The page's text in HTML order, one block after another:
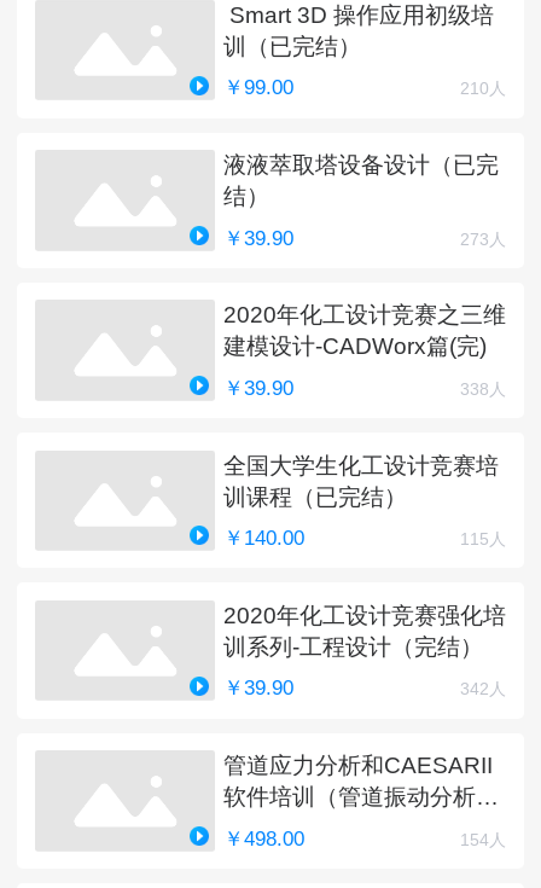
Smart 3D 操作应用初级培
训（已完结）
￥99.00 210人
液液萃取塔设备设计（已完
结）
￥39.90 273人
2020年化工设计竞赛之三维
建模设计-CADWorx篇(完)
￥39.90 338人
全国大学生化工设计竞赛培
训课程（已完结）
￥140.00 115人
2020年化工设计竞赛强化培
训系列-工程设计（完结）
￥39.90 342人
管道应力分析和CAESARII
软件培训（管道振动分析更
新中）
￥498.00 154人